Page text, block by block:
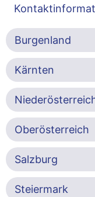
Burgenland
Kärnten
Oberösterreich
Salzburg
Steiermark